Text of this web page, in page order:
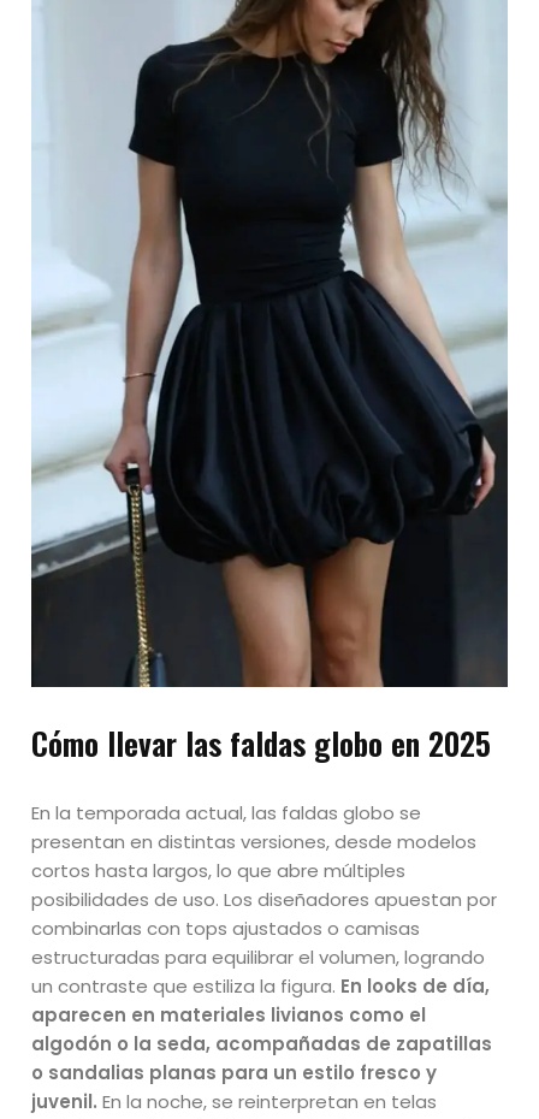
Cómo llevar las faldas globo en 2025
En la temporada actual, las faldas globo se
presentan en distintas versiones, desde modelos
cortos hasta largos, lo que abre múltiples
posibilidades de uso. Los diseñadores apuestan por
combinarlas con tops ajustados o camisas
estructuradas para equilibrar el volumen, logrando
un contraste que estiliza la figura. En looks de día,
aparecen en materiales livianos como el
algodón o la seda, acompañadas de zapatillas
o sandalias planas para un estilo fresco y
juvenil.En la noche, se reinterpretan en telas